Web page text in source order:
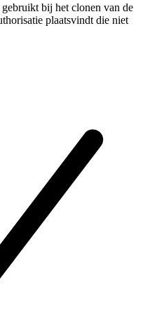
bij het clonen van de
plaatsvindt die niet